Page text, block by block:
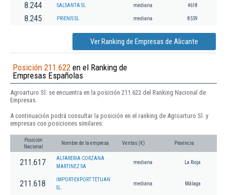
8.244 SALSANTA SL mediana 4618
8.245 PRIENIS SL mediana 8559
Ver Ranking de Empresas de Alicante
Posición 211.622 en el Ranking de
Empresas Españolas
Agroarturo Sl. se encuentra en la posición 211.622 del Ranking Nacional de
Empresas.
A continuación podrá consultar la posición en el ranking de Agroarturo Sl. y
empresas con posiciones similares:
Posición
Nacional
Nombre de la empresa Ventas (€) Provincia
211.617
ALFARERIA CORZANA
MARTINEZ SA
mediana La Rioja
211.618
IMPORT-EXPORT TETUAN
SL.
mediana Málaga